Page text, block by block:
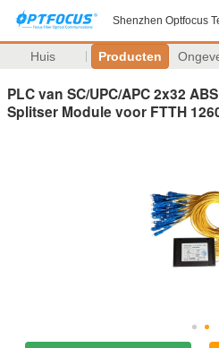
Shenzhen Optfocus
Huis Producten
PLC van SC/UPC/APC 2x32
Splitser Module voor FTTH